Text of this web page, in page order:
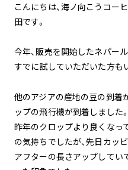
こんにちは、海ノ向こうコー
田です。
今年、販売を開始したネパー
すでに試していただいた方も
他のアジアの産地の豆の到着
ップの飛行機が到着しました。
昨年のクロップより良くなっ
の気持ちでしたが、先日カッ
アフターの長さアップしてい